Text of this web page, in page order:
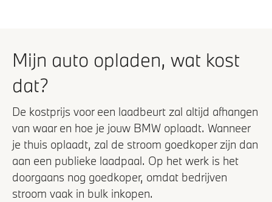
Mijn auto opladen, wat kost
dat?
De kostprijs voor een laadbeurt zal altijd afhangen
van waar en hoe je jouw BMW oplaadt. Wanneer
je thuis oplaadt, zal de stroom goedkoper zijn dan
aan een publieke laadpaal. Op het werk is het
doorgaans nog goedkoper, omdat bedrijven
stroom vaak in bulk inkopen.